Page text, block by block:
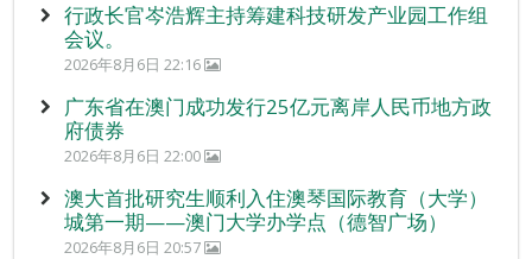
行政长官岑浩辉主持筹建科技研发产业园工作组
会议。
2026年8月6日 22:16
广东省在澳门成功发行25亿元离岸人民币地方政
府债券
2026年8月6日 22:00
澳大首批研究生顺利入住澳琴国际教育（大学）
城第一期——澳门大学办学点（德智广场）
2026年8月6日 20:57